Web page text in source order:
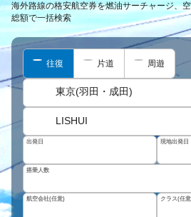
海外路線の格安航空券を燃油サーチャージ、
総額で一括検索
往復 片道 周遊
東京(羽田・成田)
LISHUI
出発日 現地出発日
搭乗人数
航空会社(任意) クラス(任